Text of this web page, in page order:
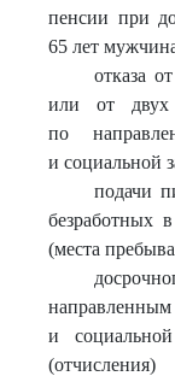
пенсии при
65 лет
отказа
или от двух
по
и социальной
подачи
безработных
(места
направленным
и